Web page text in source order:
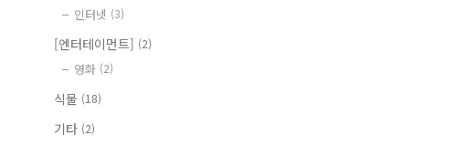
인터넷 (3)
[엔터테이먼트] (2)
영화 (2)
식물 (18)
기타 (2)